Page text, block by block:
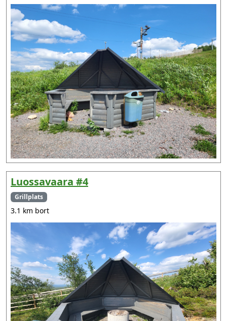
Luossavaara #4
Grillplats
3.1 km bort